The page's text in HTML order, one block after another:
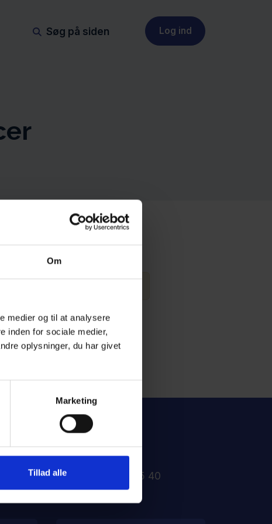
Om
medier og til at analysere
inden for sociale medier,
oplysninger, du har givet
Marketing
Tillad alle
Søg på siden Log ind
82 30 35 40